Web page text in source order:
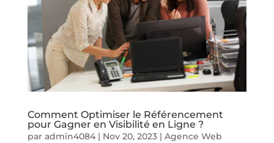
Comment Optimiser le Référencement
pour Gagner en Visibilité en Ligne ?
par admin4084| Nov 20, 2023| Agence Web